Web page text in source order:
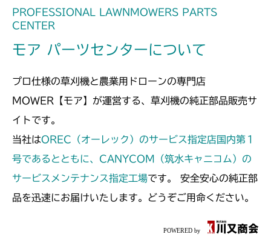
PROFESSIONAL LAWNMOWERS PARTS
CENTER
モア パーツセンターについて
プロ仕様の草刈機と農業用ドローンの専門店
MOWER【モア】が運営する、草刈機の純正部品販売サ
イトです。
当社はOREC（オーレック）のサービス指定店国内第１
号であるとともに、CANYCOM（筑水キャニコム）の
サービスメンテナンス指定工場です。 安全安心の純正部
品を迅速にお届けいたします。どうぞご用命ください。